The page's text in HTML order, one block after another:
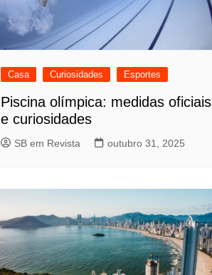
Casa Curiosidades Esportes
Piscina olímpica: medidas oficiais
e curiosidades
SB em Revista outubro 31, 2025